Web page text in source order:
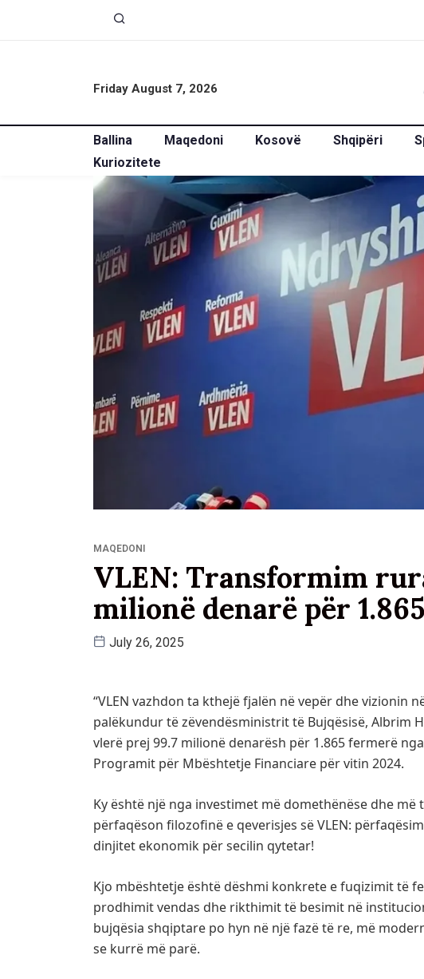
Friday August 7, 2026
Ballina Maqedoni Kosovë Shqipëri
Kuriozitete
MAQEDONI
VLEN: Transformim
milionë denarë për
July 26, 2025
“VLEN vazhdon ta kthejë fjalën në vepër dhe vizionin
palëkundur të zëvendësministrit të Bujqësisë, Albrim
vlerë prej 99.7 milionë denarësh për 1.865 fermerë
Programit për Mbështetje Financiare për vitin 2024.
Ky është një nga investimet më domethënëse dhe
përfaqëson filozofinë e qeverisjes së VLEN:
dinjitet ekonomik për secilin qytetar!
Kjo mbështetje është dëshmi konkrete e fuqizimit të
prodhimit vendas dhe rikthimit të besimit në
bujqësia shqiptare po hyn në një fazë të re, më
se kurrë më parë.